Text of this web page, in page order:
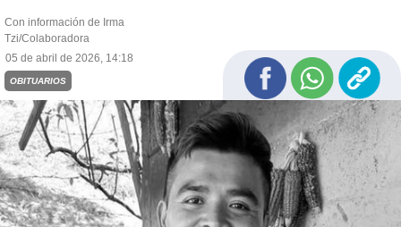
Con información de Irma
Tzi/Colaboradora
05 de abril de 2026, 14:18
OBITUARIOS